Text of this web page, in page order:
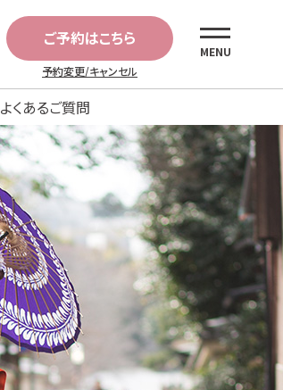
ご予約はこちら
予約変更/キャンセル
MENU
よくあるご質問